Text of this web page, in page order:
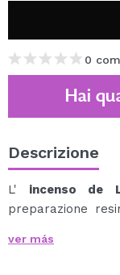
0
Hai
Descrizione
L' incenso de
preparazione
fumo profumato
ver más